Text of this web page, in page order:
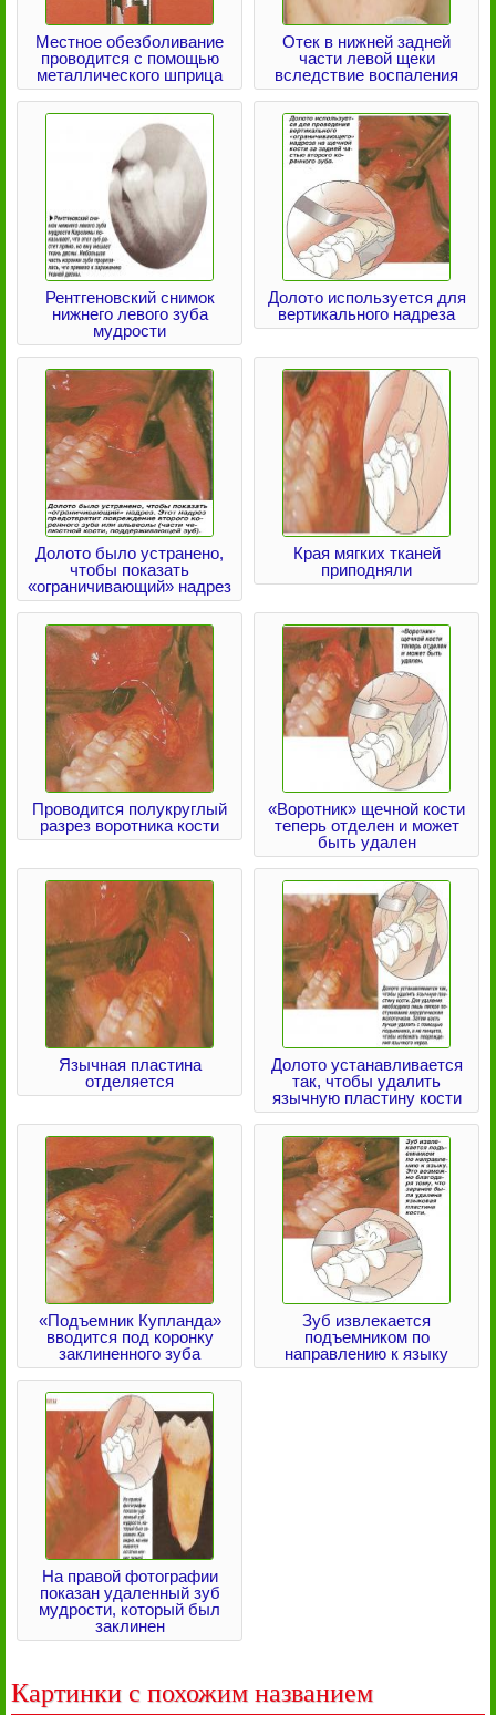
Местное обезболивание
проводится с помощью
металлического шприца
Отек в нижней задней
части левой щеки
вследствие воспаления
Рентгеновский снимок
нижнего левого зуба
мудрости
Долото используется для
вертикального надреза
Долото было устранено,
чтобы показать
«ограничивающий» надрез
Края мягких тканей
приподняли
Проводится полукруглый
разрез воротника кости
«Воротник» щечной кости
теперь отделен и может
быть удален
Язычная пластина
отделяется
Долото устанавливается
так, чтобы удалить
язычную пластину кости
«Подъемник Купланда»
вводится под коронку
заклиненного зуба
Зуб извлекается
подъемником по
направлению к языку
На правой фотографии
показан удаленный зуб
мудрости, который был
заклинен
Картинки с похожим названием